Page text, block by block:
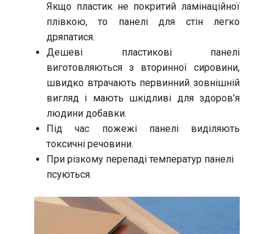
Якщо пластик не покритий ламінаційної
плівкою, то панелі для стін легко
дряпатися.
Дешеві пластикові панелі
виготовляються з вторинної сировини,
швидко втрачають первинний зовнішній
вигляд і мають шкідливі для здоров’я
людини добавки.
Під час пожежі панелі виділяють
токсичні речовини.
При різкому перепаді температур панелі
псуються.